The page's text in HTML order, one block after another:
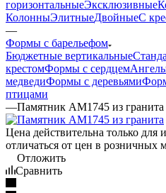
горизонтальныеЭксклюзивные
КолонныЭлитныеДвойныеС
—
Формы с барельефом
Бюджетные вертикальные
крестомФормы с сердцем
медведиФормы с деревьями
птицами
—Памятник AM1745 из гранита
Цена действительна только для
отличаться от цен в розничных
Отложить
Сравнить